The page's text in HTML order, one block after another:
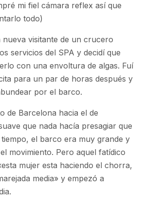
mi fiel cámara reflex así que
todo)
nueva visitante de un crucero
servicios del SPA y decidí que
con una envoltura de algas. Fuí
para un par de horas después y
por el barco.
de Barcelona hacia el de
que nada hacía presagiar que
el barco era muy grande y
movimiento. Pero aquel fatídico
mujer esta haciendo el chorra,
media» y empezó a